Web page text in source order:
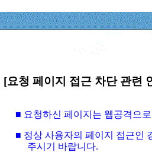
[요청 페이지 접근 차단 관련
■ 요청하신 페이지는 웹공격으
■ 정상 사용자의 페이지 접근인
주시기 바랍니다.